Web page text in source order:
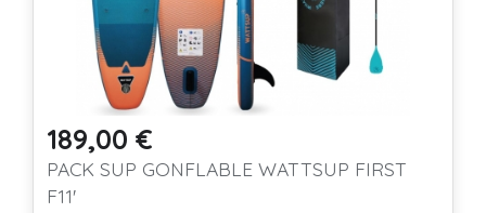
Prix
189,00 €
PACK SUP GONFLABLE WATTSUP FIRST
F11'